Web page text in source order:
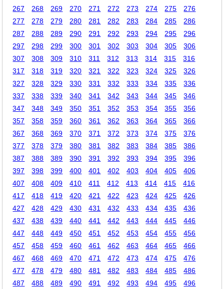
267 268 269 270 271 272 273 274 275
276
277
278 279 280 281 282 283 284 285
286
287
288 289 290 291 292 293 294 295
296
297
298 299 300 301 302 303 304 305
306
307
308 309 310 311 312 313 314 315
316
317
318 319 320 321 322 323 324 325
326
327
328 329 330 331 332 333 334 335
336
337
338 339 340 341 342 343 344 345
346
347
348 349 350 351 352 353 354 355
356
357
358 359 360 361 362 363 364 365
366
367
368 369 370 371 372 373 374 375
376
377
378 379 380 381 382 383 384 385
386
387
388 389 390 391 392 393 394 395
396
397
398 399 400 401 402 403 404 405
406
407
408 409 410 411 412 413 414 415
416
417
418 419 420 421 422 423 424 425
426
427
428 429 430 431 432 433 434 435
436
437
438 439 440 441 442 443 444 445
446
447
448 449 450 451 452 453 454 455
456
457
458 459 460 461 462 463 464 465
466
467
468 469 470 471 472 473 474 475
476
477
478 479 480 481 482 483 484 485
486
487
488 489 490 491 492 493 494 495
496